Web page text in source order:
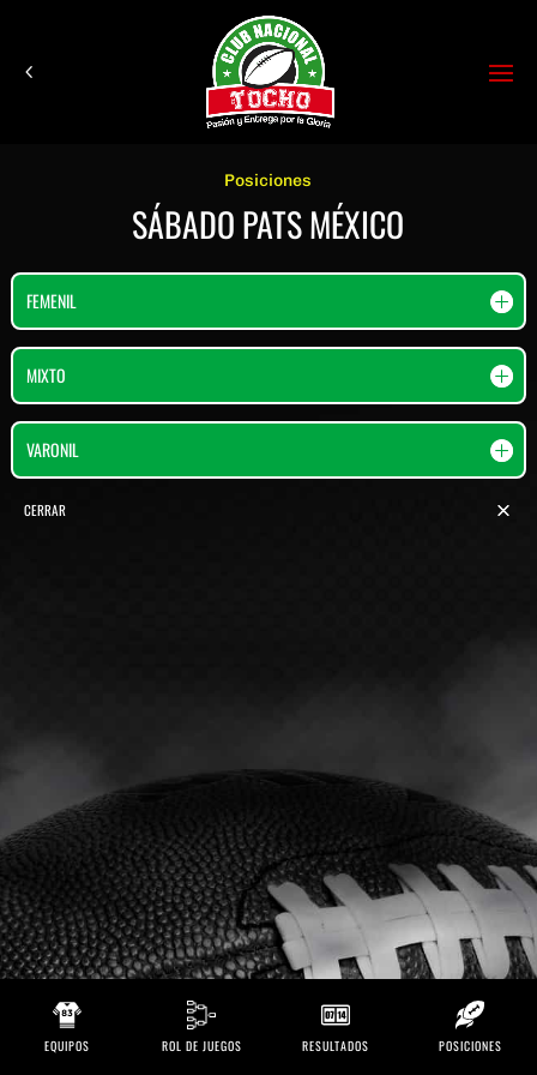
Posiciones
SÁBADO PATS MÉXICO
FEMENIL
MIXTO
VARONIL
CERRAR
EQUIPOS ROL DE JUEGOS RESULTADOS POSICIONES